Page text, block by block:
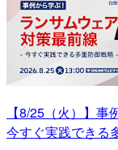
【8/25（火）】
今すぐ実践できる